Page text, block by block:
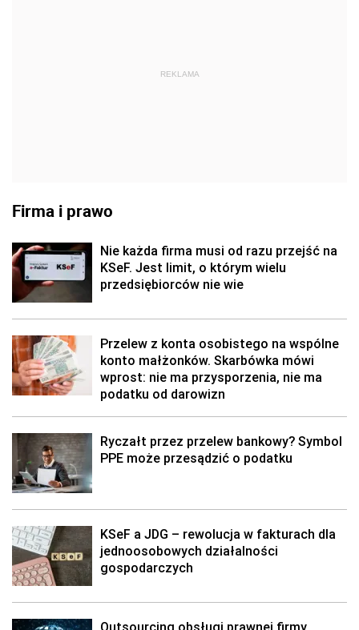
REKLAMA
Firma i prawo
Nie każda firma musi od razu przejść na
KSeF. Jest limit, o którym wielu
przedsiębiorców nie wie
Przelew z konta osobistego na wspólne
konto małżonków. Skarbówka mówi
wprost: nie ma przysporzenia, nie ma
podatku od darowizn
Ryczałt przez przelew bankowy? Symbol
PPE może przesądzić o podatku
KSeF a JDG – rewolucja w fakturach dla
jednoosobowych działalności
gospodarczych
Outsourcing obsługi prawnej firmy